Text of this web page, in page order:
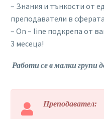
– Знания и тънкости от
преподаватели в
– On – line подкрепа от
3 месеца!
Работи се в малки групи
Преподавател: